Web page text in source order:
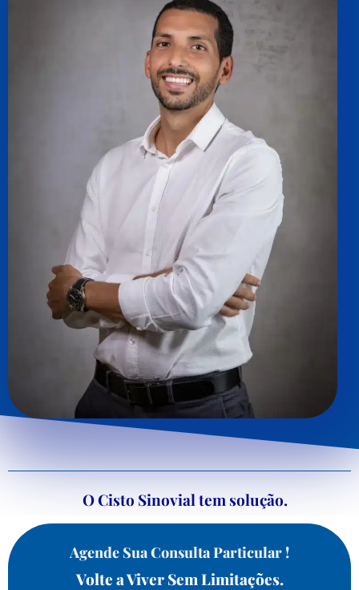
O Cisto Sinovial tem solução.
Agende Sua Consulta Particular !
Volte a Viver Sem Limitações.